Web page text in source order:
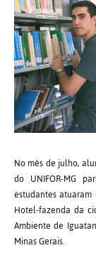
No mês de julho,
do UNIFOR-MG
estudantes
Hotel-fazenda da
Ambiente de
Minas Gerais.